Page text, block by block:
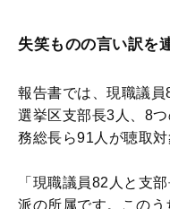
失笑ものの言い訳を
報告書では、現職議
選挙区支部長3人、8
務総長ら91人が聴取対
「現職議員82人と支
派の所属です。この